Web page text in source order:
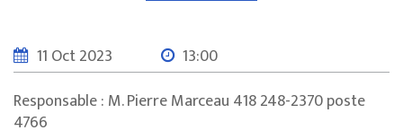
11 Oct 2023
13:00
Responsable : M. Pierre Marceau 418 248-2370 poste
4766